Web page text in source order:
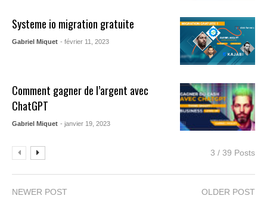
Systeme io migration gratuite
Gabriel Miquet - février 11, 2023
Comment gagner de l’argent avec
ChatGPT
Gabriel Miquet - janvier 19, 2023
3 / 39 Posts
NEWER POST OLDER POST